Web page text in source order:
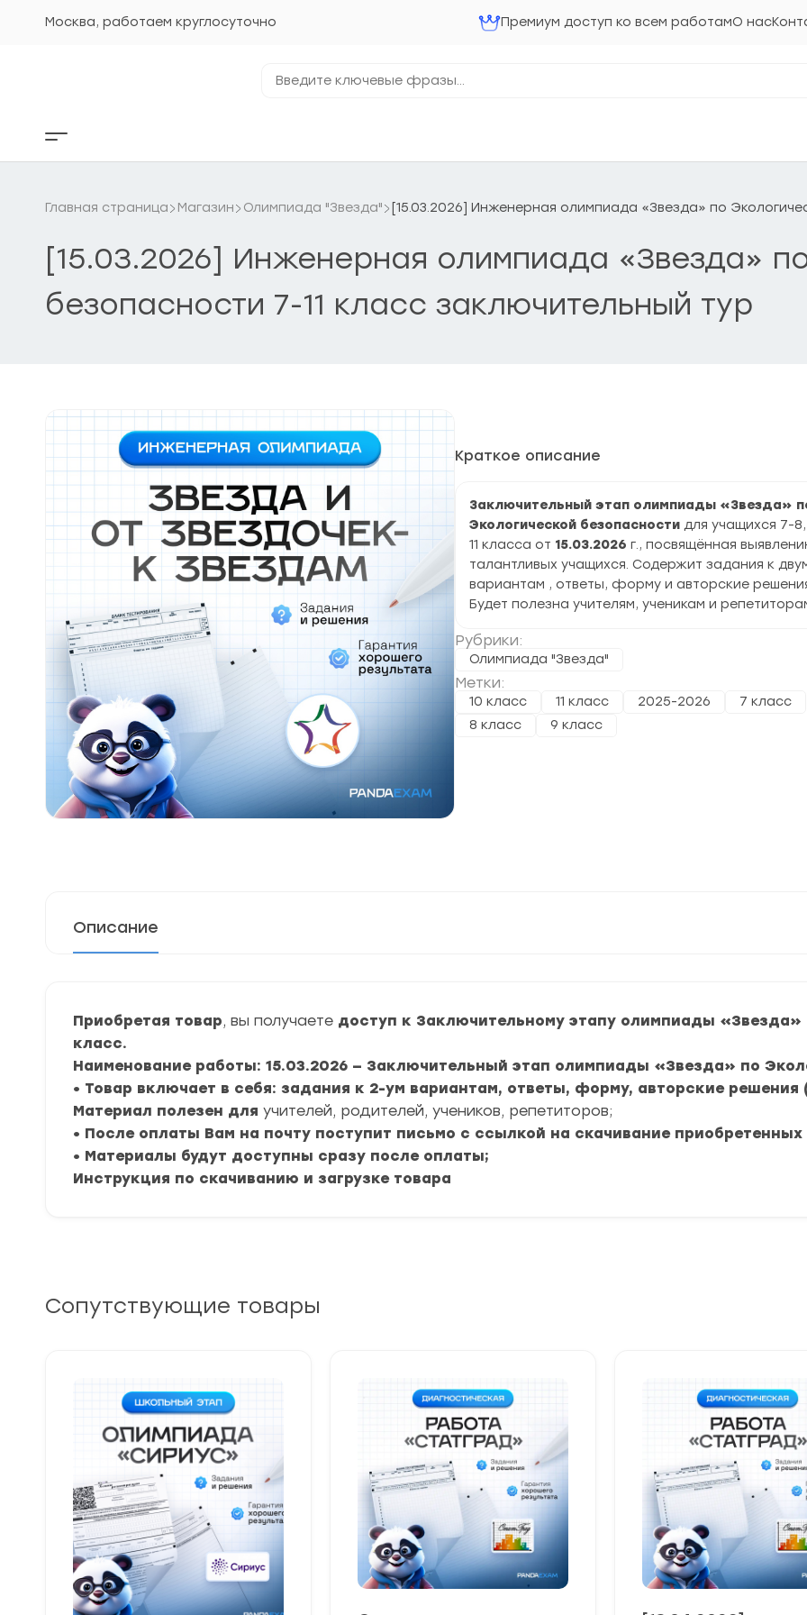
Москва, работаем круглосуточно Премиум доступ ко всем работамО нас
ключевые
Кнопка
бокового
Главная страница Магазин Олимпиада "Звезда" [15.03.2026] Инженерная олимпиада «Звезда» по
[15.03.2026] Инженерная олимпиада «Звезда»
безопасности 7-11 класс заключительный тур
Краткое описание
Заключительный этап олимпиады «Звезда»
Экологической безопасности для учащихся 7-8,
11 класса от 15.03.2026 г., посвящённая
талантливых учащихся. Содержит задания к
вариантам , ответы, форму и авторские
Будет полезна учителям, ученикам и
Рубрики:
Олимпиада "Звезда"
Метки:
10 класс 11 класс 2025-2026
7 класс
8 класс
9 класс
Описание
Приобретая товар, вы получаете доступ к Заключительному этапу олимпиады «Звезда»
класс.
Наименование работы: 15.03.2026 — Заключительный этап олимпиады «Звезда» по
• Товар включает в себя: задания к 2-ум вариантам, ответы, форму, авторские решения
Материал полезен для учителей, родителей, учеников, репетиторов;
• После оплаты Вам на почту поступит письмо с ссылкой на скачивание
• Материалы будут доступны сразу после оплаты;
Инструкция по скачиванию и загрузке товара
Сопутствующие товары